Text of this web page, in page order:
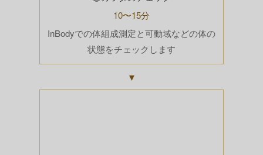
10〜15分
InBodyでの体組成測定と可動域などの体の
状態をチェックします
▼